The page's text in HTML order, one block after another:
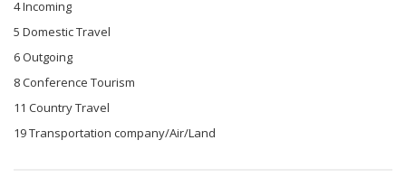
4 Incoming
5 Domestic Travel
6 Outgoing
8 Conference Tourism
11 Country Travel
19 Transportation company/Air/Land